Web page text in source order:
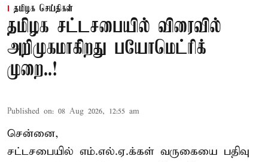
தமிழக செய்திகள்
தமிழக சட்டசபையில் விரைவில்
அறிமுகமாகிறது பயோமெட்ரிக்
முறை..!
Published on: 08 Aug 2026, 12:55 am
சென்னை,
சட்டசபையில் எம்.எல்.ஏ.க்கள் வருகையை பதிவு